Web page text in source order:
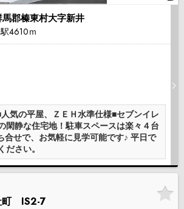
郡榛東村大字新井
4610ｍ
気の平屋、ＺＥＨ水準仕様■セブンイレ
閑静な住宅地！駐車スペースは楽々４台
合せで、お気軽に見学可能です♪ 平日で
ださい。
町 IS2-7